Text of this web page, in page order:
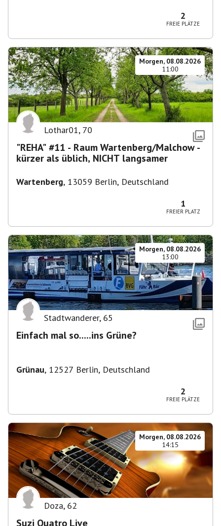
2
FREIE PLÄTZE
Morgen, 08.08.2026
11:00
Lothar01, 70
"REHA" #11 - Raum Wartenberg/Malchow -
kürzer als üblich, NICHT langsamer
Wartenberg, 13059 Berlin, Deutschland
1
FREIER PLATZ
Morgen, 08.08.2026
13:00
Stadtwanderer, 65
Einfach mal so.....ins Grüne?
Grünau, 12527 Berlin, Deutschland
2
FREIE PLÄTZE
Morgen, 08.08.2026
14:15
Doza, 62
Suzi Quatro Live